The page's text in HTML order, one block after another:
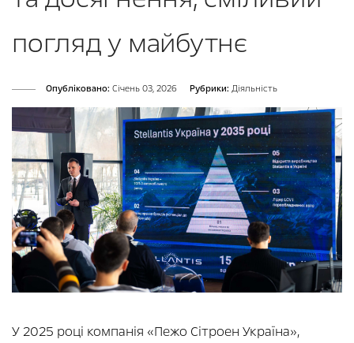
погляд у майбутнє
Опубліковано: Cічень 03, 2026 Рубрики: Діяльність
У 2025 році компанія «Пежо Сітроен Україна»,